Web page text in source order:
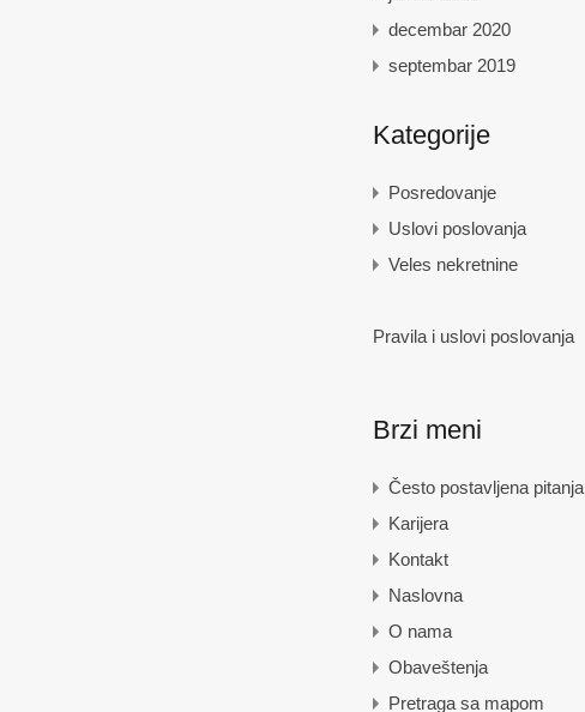
decembar 2020
septembar 2019
Kategorije
Posredovanje
Uslovi poslovanja
Veles nekretnine
Pravila i uslovi poslovanja
Brzi meni
Često postavljena pitanja
Karijera
Kontakt
Naslovna
O nama
Obaveštenja
Pretraga sa mapom